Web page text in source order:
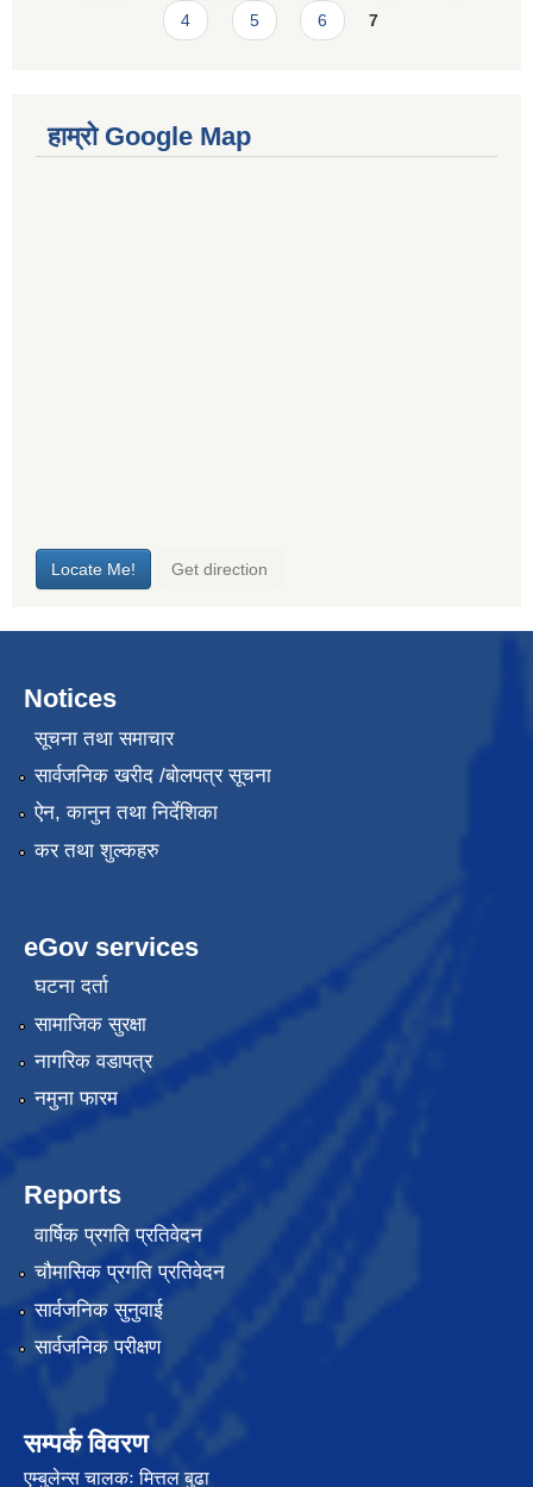
4 5 6 7
हाम्रो Google Map
Notices
सूचना तथा समाचार
सार्वजनिक खरीद /बोलपत्र सूचना
ऐन, कानुन तथा निर्देशिका
कर तथा शुल्कहरु
eGov services
घटना दर्ता
सामाजिक सुरक्षा
नागरिक वडापत्र
नमुना फारम
Reports
वार्षिक प्रगति प्रतिवेदन
चौमासिक प्रगति प्रतिवेदन
सार्वजनिक सुनुवाई
सार्वजनिक परीक्षण
सम्पर्क विवरण
एम्बुलेन्स चालकः मित्तल बुढा